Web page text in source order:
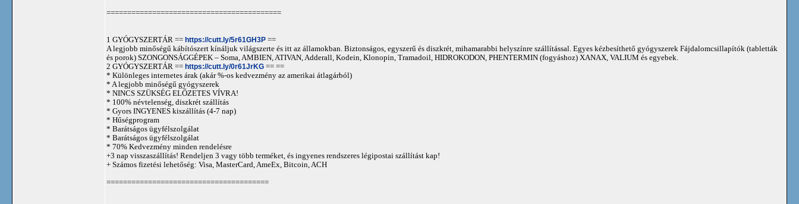
==========================================
1 GYÓGYSZERTÁR == https://cutt.ly/5r61GH3P ==
A legjobb minőségű kábítószert kínáljuk világszerte és itt az államokban. Biztonságos, egyszerű és diszkrét, mihamarabbi helyszínre szállítással. Egyes kézbesíthető gyógyszerek Fájdalomcsillapítók (tabletták
és porok) SZONGONSÁGGÉPEK – Soma, AMBIEN, ATIVAN, Adderall, Kodein, Klonopin, Tramadoil, HIDROKODON, PHENTERMIN (fogyáshoz) XANAX, VALIUM és egyebek.
2 GYÓGYSZERTÁR == https://cutt.ly/0r61JrKG == ==
* Különleges internetes árak (akár %-os kedvezmény az amerikai átlagárból)
* A legjobb minőségű gyógyszerek
* NINCS SZÜKSÉG ELŐZETES VÍVRA!
* 100% névtelenség, diszkrét szállítás
* Gyors INGYENES kiszállítás (4-7 nap)
* Hűségprogram
* Barátságos ügyfélszolgálat
* Barátságos ügyfélszolgálat
* 70% Kedvezmény minden rendelésre
+3 nap visszaszállítás! Rendeljen 3 vagy több terméket, és ingyenes rendszeres légipostai szállítást kap!
+ Számos fizetési lehetőség: Visa, MasterCard, AmeEx, Bitcoin, ACH
=======================================